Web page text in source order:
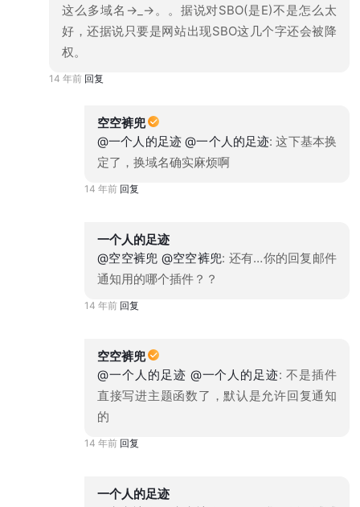
这么多域名→_→。。据说对SBO(是E)不是怎么太
好，还据说只要是网站出现SBO这几个字还会被降
权。
14 年前 回复
空空裤兜
@一个人的足迹 @一个人的足迹: 这下基本换
定了，换域名确实麻烦啊
14 年前 回复
一个人的足迹
@空空裤兜 @空空裤兜: 还有…你的回复邮件
通知用的哪个插件？？
14 年前 回复
空空裤兜
@一个人的足迹 @一个人的足迹: 不是插件
直接写进主题函数了，默认是允许回复通知
的
14 年前 回复
一个人的足迹